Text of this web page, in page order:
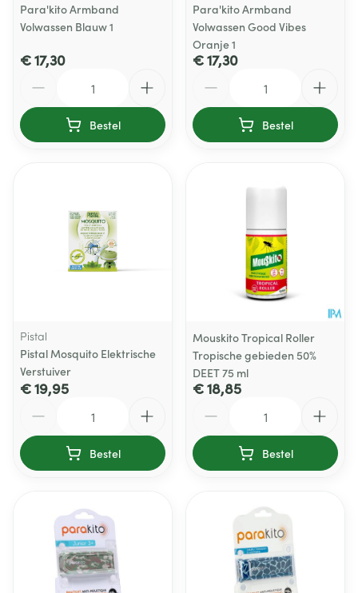
Para'kito Armband
Volwassen Blauw 1
€ 17,30
Bestel
Para'kito Armband
Volwassen Good Vibes
Oranje 1
€ 17,30
Bestel
Pistal
Pistal Mosquito Elektrische
Verstuiver
€ 19,95
Bestel
Mouskito Tropical Roller
Tropische gebieden 50%
DEET 75 ml
€ 18,85
Bestel